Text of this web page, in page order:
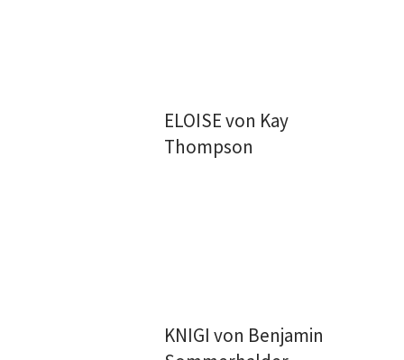
ELOISE von Kay
Thompson
KNIGI von Benjamin